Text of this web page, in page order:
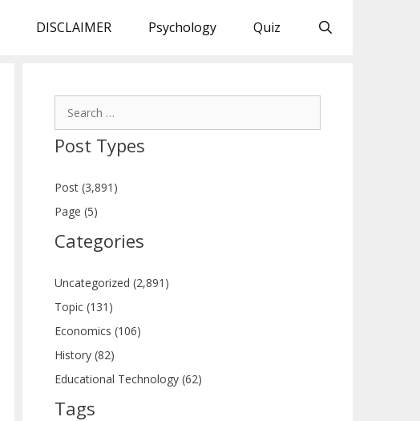
DISCLAIMER Psychology Quiz
Post Types
Post (3,891)
Page (5)
Categories
Uncategorized (2,891)
Topic (131)
Economics (106)
History (82)
Educational Technology (62)
Tags